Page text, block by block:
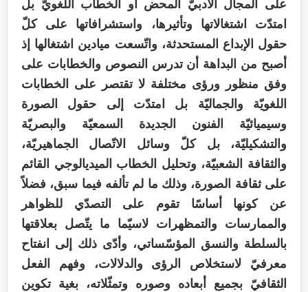
على المجال الأدبيّ المحض أو الخطاب اللغويّ بل
امتدّت اشتغالاتها وتأثيرها، واستشرافاتها على كلّ
حقول الإبداع المستحدثة، واتّسعت ميادين اشتغالها إذ
أصبح من البداهة أن تدرس النصوص والخطابات على
وفق منظور ورؤى مختلفة لا تقتصر على الخطابات
اللغويّة والجماليّة بل امتدّت إلى حقول الصورة
وسيميائيّة الفنون الجديدة السمعيّة والبصريّة
والتشكيليّة، بل كلّ وسائل الاتّصال الجماهيريّة،
والثقافة الشعبيّة، وتحليل الخطاب الميديالوجي القائم
على ثقافة الصورة، وذلك ما لم تألفه فيما سبق، فضلاً
عن كونها أساسًا تقوم على التصدّي للظواهر
والممارسات والتمظهرات لاسيّما ما يتّصل بعلاقتها
بالسلطة والنسق المؤسّساتي، وأدّى ذلك إلى انفتاح
معرفيّ لاستخلاص الرؤى والدلالات، وفهم الفعل
الثقافيّ بجميع أبعاده وصوره وتمثّلاته، بغية تكوين